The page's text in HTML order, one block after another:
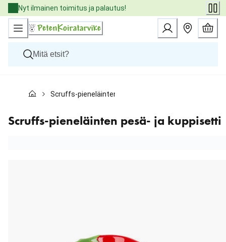
Skip
to
Content
Nyt ilmainen toimitus ja palautus!
Kissat
Eläinlääkäriruoat
Tuotemerkit
Scruffs-pieneläinten pesä- ja kuppisetti
Scruffs-pieneläinten pesä- ja kuppisetti